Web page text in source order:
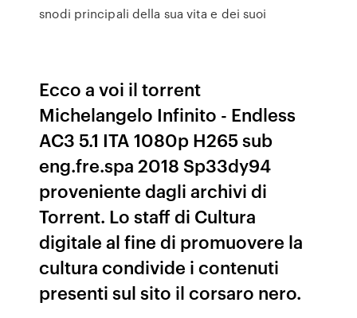
snodi principali della sua vita e dei suoi
Ecco a voi il torrent
Michelangelo Infinito - Endless
AC3 5.1 ITA 1080p H265 sub
eng.fre.spa 2018 Sp33dy94
proveniente dagli archivi di
Torrent. Lo staff di Cultura
digitale al fine di promuovere la
cultura condivide i contenuti
presenti sul sito il corsaro nero.